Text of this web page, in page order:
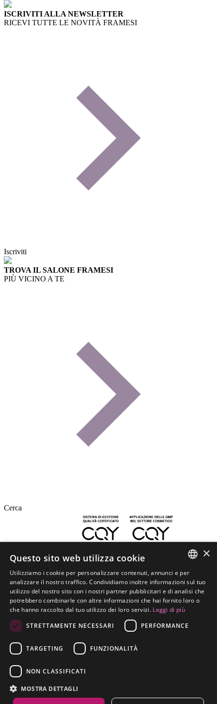
ISCRIVITI ALLA NEWSLETTER
RICEVI TUTTE LE NOVITÀ FRAMESI
Iscriviti
TROVA IL SALONE FRAMESI
PIÙ VICINO A TE
Cerca
FRAMESI è certificata
Strada Statale dei Giovi 135 (GPS: 'via Reali 135')
20037 Paderno Dugnano (MI)
Tel. 0299040441
P. IVA 00729650960
APP COLLECTION
SALON LOCATOR
CONTATTI
ENTRA NEL MONDOFRAMESI SOCIAL
ETICHETTATURA AMBIENTALE
ITALIAN
ENGLISH
SPANISH
CZECH
×
Questo sito web utilizza cookie
Utilizziamo i cookie per personalizzare contenuti, annunci e per
analizzare il nostro traffico. Condividiamo inoltre informazioni sul tuo
utilizzo del nostro sito con i nostri partner pubblicitari e di analisi che
potrebbero combinarle con altre informazioni che hai fornito loro o
che hanno raccolto dal tuo utilizzo dei loro servizi. Leggi di più
STRETTAMENTE NECESSARI
PERFORMANCE
TARGETING FUNZIONALITÀ
NON CLASSIFICATI
MOSTRA DETTAGLI